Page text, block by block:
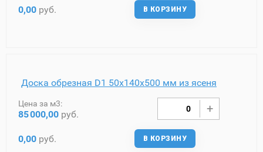
0,00 руб. В КОРЗИНУ
Доска обрезная D1 50х140х500 мм из ясеня
Цена за м3:
85000,00 руб.
0,00 руб. В КОРЗИНУ